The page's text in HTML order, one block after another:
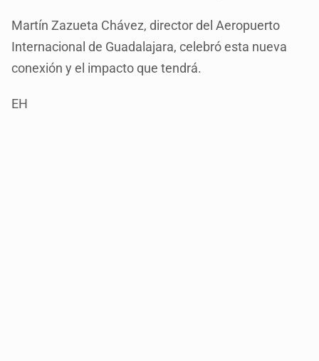
Martín Zazueta Chávez, director del Aeropuerto
Internacional de Guadalajara, celebró esta nueva
conexión y el impacto que tendrá.
EH